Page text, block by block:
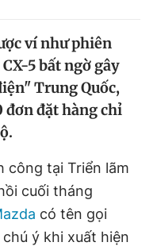
cần biết
hệ quảng cáo
ví như phiên
5 bất ngờ gây
Trung Quốc,
đặt hàng chỉ
công tại Triển lãm
cuối tháng
có tên gọi
ý khi xuất hiện